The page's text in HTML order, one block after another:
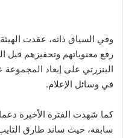
وفي السياق ذاته، عقدت
رفع معنوياتهم وتحفيزهم قبل
البنزرتي على إبعاد
في وسائل الإعلام.
كما شهدت الفترة الأخيرة
سابقة، حيث ساند طارق